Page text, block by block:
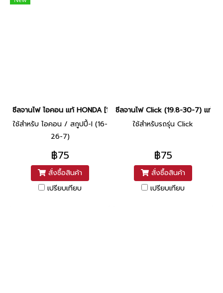
ซีลจานไฟ ไอคอน แท้ HONDA [16-26-7]
ใช้สำหรับ ไอคอน / สกูปปี้-I (16-
26-7)
฿75
สั่งซื้อสินค้า
เปรียบเทียบ
ซีลจานไฟ Click (19.8-30-7) แท้ศู
ใช้สำหรับรถรุ่น Click
฿75
สั่งซื้อสินค้า
เปรียบเทียบ